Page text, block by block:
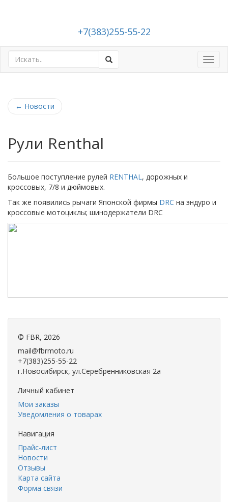
+7(383)255-55-22
← Новости
Рули Renthal
Большое поступление рулей RENTHAL, дорожных и
кроссовых, 7/8 и дюймовых.
Так же появились рычаги Японской фирмы DRC на эндуро и
кроссовые мотоциклы; шинодержатели DRC
© FBR, 2026
mail@fbrmoto.ru
+7(383)255-55-22
г.Новосибирск, ул.Серебренниковская 2а
Личный кабинет
Мои заказы
Уведомления о товарах
Навигация
Прайс-лист
Новости
Отзывы
Карта сайта
Форма связи